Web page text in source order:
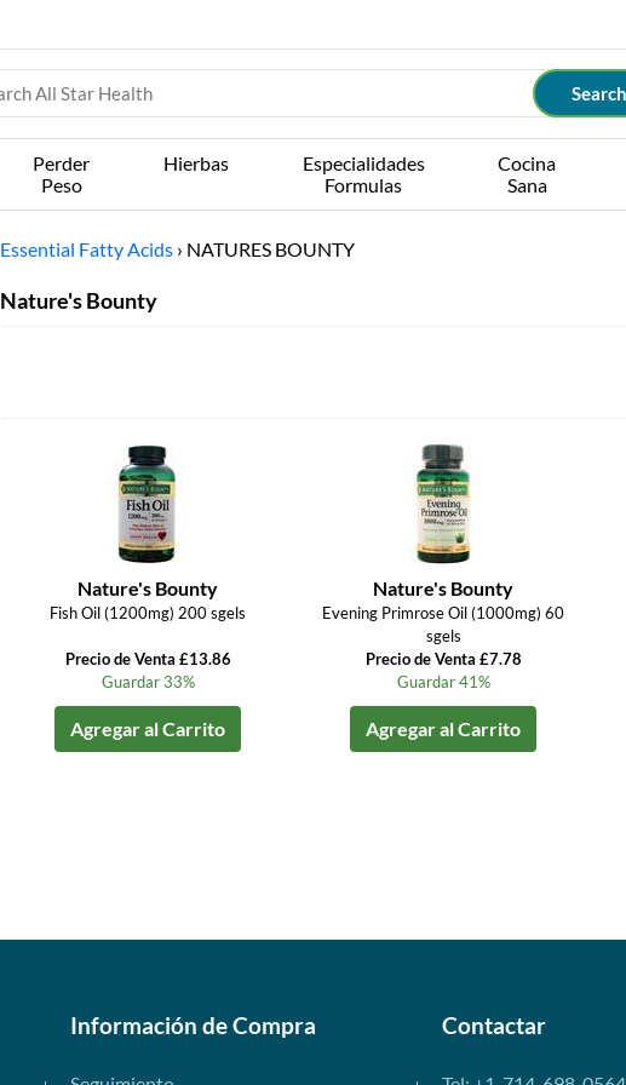
Perder
Peso
Hierbas
Especialidades
Formulas
Cocina
Sana
Essential Fatty Acids › NATURES BOUNTY
Nature's Bounty
Nature's Bounty
Fish Oil (1200mg) 200 sgels
Precio de Venta £13.86
Guardar 33%
Agregar al Carrito
Nature's Bounty
Evening Primrose Oil (1000mg) 60
sgels
Precio de Venta £7.78
Guardar 41%
Agregar al Carrito
Información de Compra Contactar